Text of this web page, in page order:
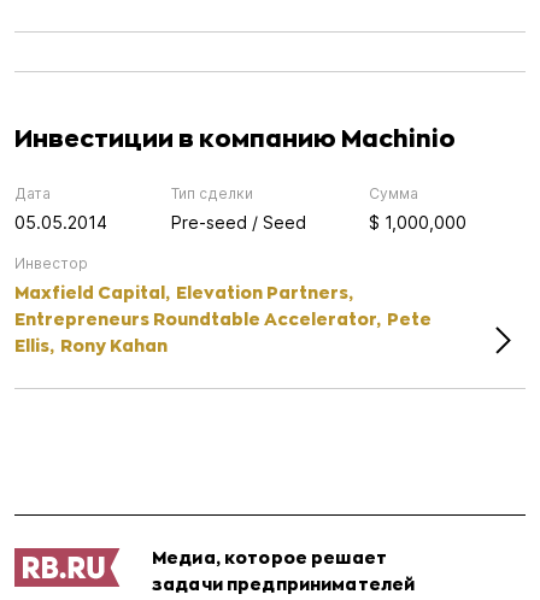
Инвестиции в компанию Machinio
Дата
05.05.2014
Тип сделки
Pre-seed / Seed
Сумма
$ 1,000,000
Инвестор
Maxfield Capital, Elevation Partners,
Entrepreneurs Roundtable Accelerator, Pete
Ellis, Rony Kahan
Медиа, которое решает
задачи предпринимателей